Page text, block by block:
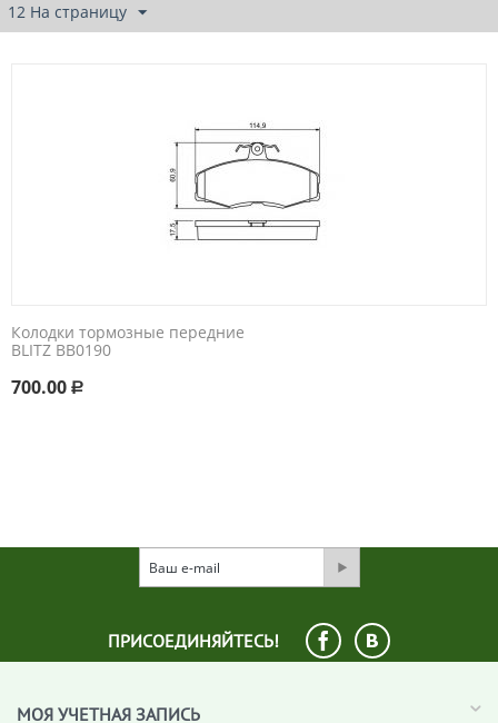
12 На страницу
Колодки тормозные передние
BLITZ BB0190
700.00 Р
ПРИСОЕДИНЯЙТЕСЬ!
МОЯ УЧЕТНАЯ ЗАПИСЬ